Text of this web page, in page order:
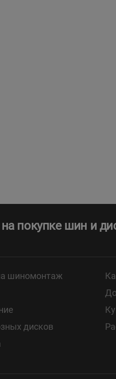
покупке шин и
шиномонтаж
дисков